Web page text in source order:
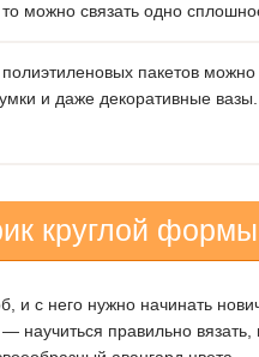
можно связать одно
полиэтиленовых пакетов
и даже декоративные вазы.
круглой формы
и с него нужно начинать
научиться правильно